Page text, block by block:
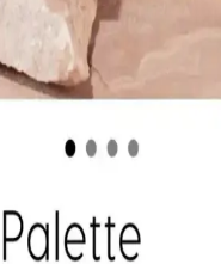
Avantajları
arasındaki temel farklar,
başlangıcında tercih
Uygun Seçenek
Ruj, yüksek